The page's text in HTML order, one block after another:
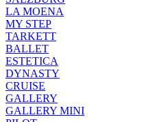
LA MOENA
MY STEP
TARKETT
BALLET
ESTETICA
DYNASTY
CRUISE
GALLERY
GALLERY MINI